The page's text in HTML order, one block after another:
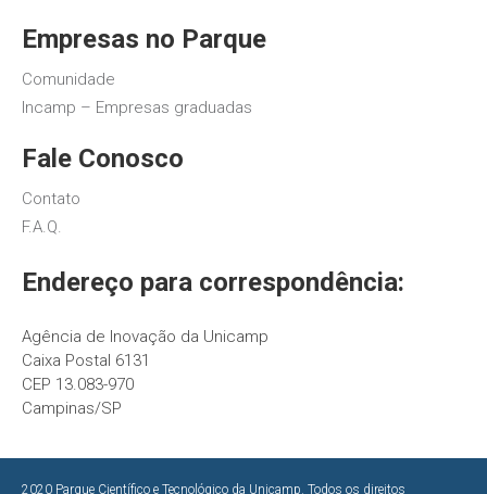
Empresas no Parque
Comunidade
Incamp – Empresas graduadas
Fale Conosco
Contato
F.A.Q.
Endereço para correspondência:
Agência de Inovação da Unicamp
Caixa Postal 6131
CEP 13.083-970
Campinas/SP
2020 Parque Científico e Tecnológico da Unicamp. Todos os direitos